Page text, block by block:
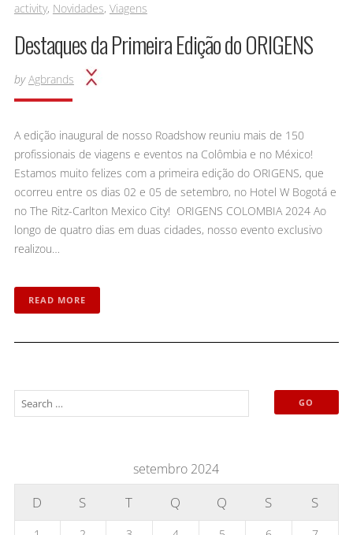
activity, Novidades, Viagens
Destaques da Primeira Edição do ORIGENS
by Agbrands
A edição inaugural de nosso Roadshow reuniu mais de 150
profissionais de viagens e eventos na Colômbia e no México!
Estamos muito felizes com a primeira edição do ORIGENS, que
ocorreu entre os dias 02 e 05 de setembro, no Hotel W Bogotá e
no The Ritz-Carlton Mexico City! ORIGENS COLOMBIA 2024 Ao
longo de quatro dias em duas cidades, nosso evento exclusivo
realizou…
READ MORE
setembro 2024
D S T Q Q S S